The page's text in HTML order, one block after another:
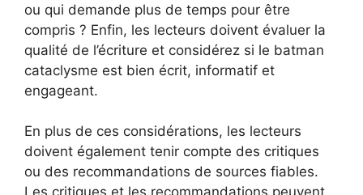
ou qui demande plus de temps pour être
compris ? Enfin, les lecteurs doivent évaluer la
qualité de l’écriture et considérez si le batman
cataclysme est bien écrit, informatif et
engageant.
En plus de ces considérations, les lecteurs
doivent également tenir compte des critiques
ou des recommandations de sources fiables.
Les critiques et les recommandations peuvent